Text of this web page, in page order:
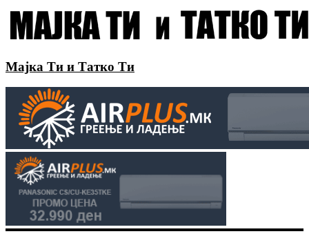
Мајка Ти и Татко Ти